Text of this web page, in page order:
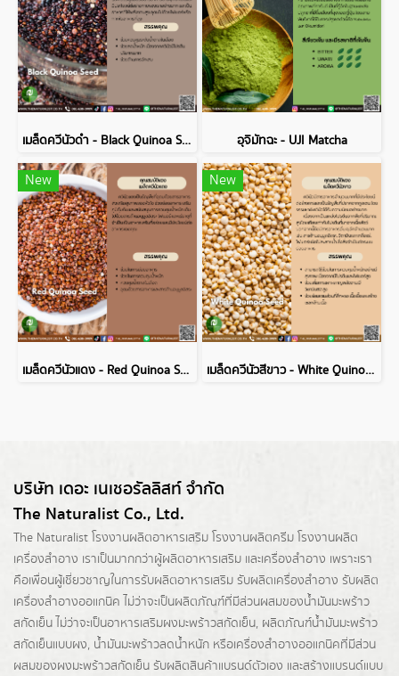
เมล็ดควีนัวดำ - Black Quinoa Seed อุจิมัทฉะ - UJI Matcha
New
เมล็ดควีนัวแดง - Red Quinoa Seed
New
เมล็ดควีนัวสีขาว - White Quinoa Seed
บริษัท เดอะ เนเชอรัลลิสท์ จำกัด
The Naturalist Co., Ltd.
The Naturalist โรงงานผลิตอาหารเสริม โรงงานผลิตครีม โรงงานผลิต
เครื่องสำอาง เราเป็นมากกว่าผู้ผลิตอาหารเสริม และเครื่องสำอาง เพราะเรา
คือเพื่อนผู้เชี่ยวชาญในการรับผลิตอาหารเสริม รับผลิตเครื่องสำอาง รับผลิต
เครื่องสำอางออแกนิค ไม่ว่าจะเป็นผลิตภัณฑ์ที่มีส่วนผสมของน้ำมันมะพร้าว
สกัดเย็น ไม่ว่าจะเป็นอาหารเสริมผงมะพร้าวสกัดเย็น, ผลิตภัณฑ์น้ำมันมะพร้าว
สกัดเย็นแบบผง, น้ำมันมะพร้าวลดน้ำหนัก หรือเครื่องสำอางออแกนิคที่มีส่วน
ผสมของผงมะพร้าวสกัดเย็น รับผลิตสินค้าแบรนด์ตัวเอง และสร้างแบรนด์แบบ